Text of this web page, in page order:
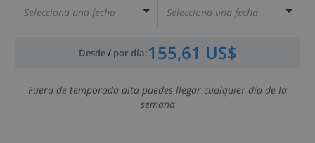
Selecciona una fecha Selecciona una fecha
Desde/ por día:155,61 US$
Fuera de temporada alta puedes llegar cualquier día de la
semana